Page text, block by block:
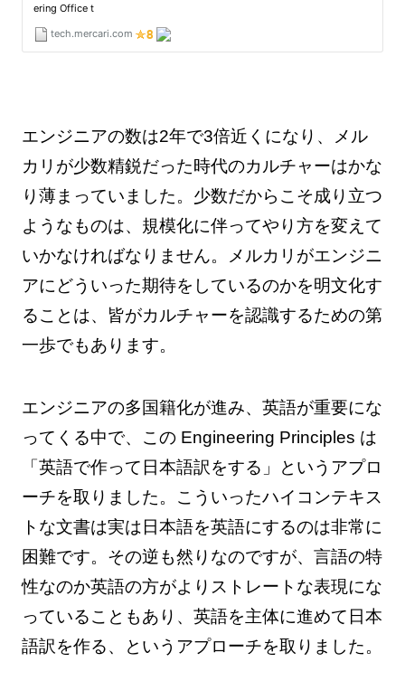
エンジニアの数は2年で3倍近くになり、メル
カリが少数精鋭だった時代のカルチャーはかな
り薄まっていました。少数だからこそ成り立つ
ようなものは、規模化に伴ってやり方を変えて
いかなければなりません。メルカリがエンジニ
アにどういった期待をしているのかを明文化す
ることは、皆がカルチャーを認識するための第
一歩でもあります。
エンジニアの多国籍化が進み、英語が重要にな
ってくる中で、この Engineering Principles は
「英語で作って日本語訳をする」というアプロ
ーチを取りました。こういったハイコンテキス
トな文書は実は日本語を英語にするのは非常に
困難です。その逆も然りなのですが、言語の特
性なのか英語の方がよりストレートな表現にな
っていることもあり、英語を主体に進めて日本
語訳を作る、というアプローチを取りました。